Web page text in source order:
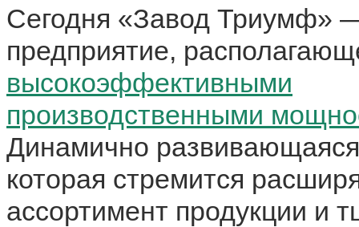
Сегодня «Завод Триумф»
предприятие,
высокоэффективными
производственными
Динамично
которая стремится
ассортимент продукции и